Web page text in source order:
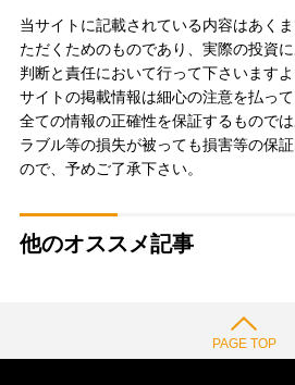
当サイトに記載されている内容はあく
ただくためのものであり、実際の投資
判断と責任において行って下さいます
サイトの掲載情報は細心の注意を払っ
全ての情報の正確性を保証するもので
ラブル等の損失が被っても損害等の保
ので、予めご了承下さい。
他のオススメ記事
PAGE TOP